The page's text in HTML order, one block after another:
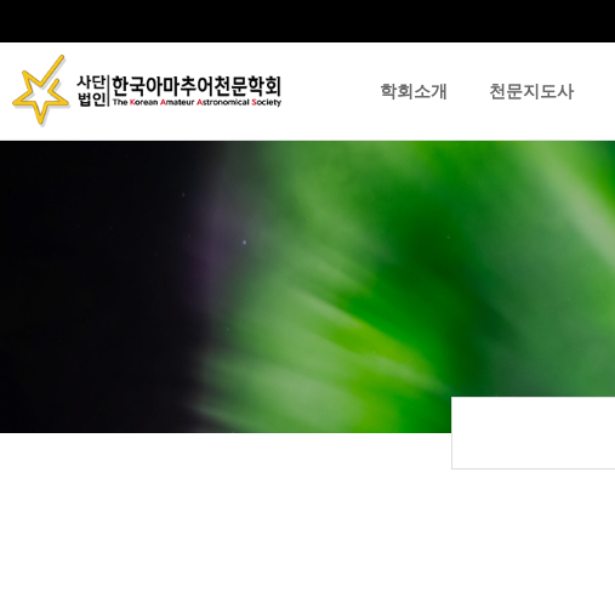
학회소개 천문지도사
하위분류 하위분류